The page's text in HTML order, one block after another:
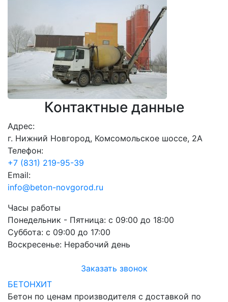
Контактные данные
Адрес:
г. Нижний Новгород, Комсомольское шоссе, 2А
Телефон:
+7 (831) 219-95-39
Email:
info@beton-novgorod.ru
Часы работы
Понедельник - Пятница: с 09:00 до 18:00
Суббота: с 09:00 до 17:00
Воскресенье: Нерабочий день
Заказать звонок
БЕТОНХИТ
Бетон по ценам производителя с доставкой по